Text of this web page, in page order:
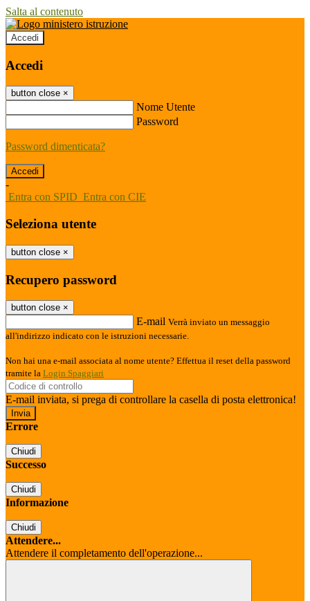
Salta al contenuto
Accedi
Accedi
button close ×
Nome Utente
Password
Password dimenticata?
-
Entra con SPID Entra con CIE
Seleziona utente
button close ×
Recupero password
button close ×
E-mail Verrà inviato un messaggio
all'indirizzo indicato con le istruzioni necessarie.
Non hai una e-mail associata al nome utente? Effettua il reset della password
tramite la Login Spaggiari
E-mail inviata, si prega di controllare la casella di posta elettronica!
Errore
Chiudi
Successo
Chiudi
Informazione
Chiudi
Attendere...
Attendere il completamento dell'operazione...